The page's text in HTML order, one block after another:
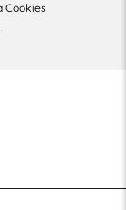
Cookies